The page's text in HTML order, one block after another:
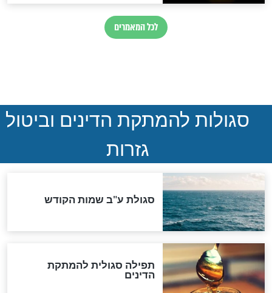
חדשות יהדות
ההסכם החשאי של טראמפ
ואיראן: בלי שקיפות ועם הרבה
סימני שאלה
המסמך האבוד שנחשף
במרתפי מוסקבה: כתב היד
הנדיר של הרשב"ם התגלה